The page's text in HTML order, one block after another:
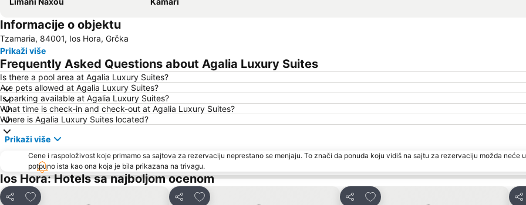
Informacije o objektu
Tzamaria, 84001, Ios Hora, Grčka
Prikaži više
Frequently Asked Questions about Agalia Luxury Suites
Is there a pool area at Agalia Luxury Suites?
Are pets allowed at Agalia Luxury Suites?
Is parking available at Agalia Luxury Suites?
What time is check-in and check-out at Agalia Luxury Suites?
Where is Agalia Luxury Suites located?
Prikaži više
Cene i raspoloživost koje primamo sa sajtova za rezervaciju neprestano se menjaju. To znači da ponuda koju vidiš na sajtu za rezervaciju možda neće
potpuno ista kao ona koja je bila prikazana na trivagu.
Ios Hora: Hotels sa najboljom ocenom
Deli
Dodati u favorite
Deli
Dodati u favorite
Deli
Dodati u favorite
Deli